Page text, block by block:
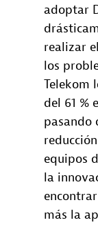
adoptar
realizar
los
Telekom
del 61 %
pasando
equipos
la
más la